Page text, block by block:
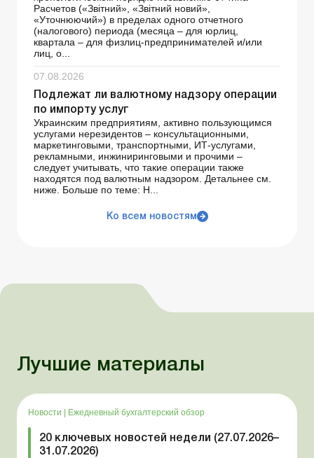
Расчетов («Звітний», «Звітний новий»,
«Уточнюючий») в пределах одного отчетного
(налогового) периода (месяца – для юрлиц,
квартала – для физлиц-предпринимателей и/или
лиц, о...
07.08.2026
Подлежат ли валютному надзору операции
по импорту услуг
Украинским предприятиям, активно пользующимся
услугами нерезидентов – консультационными,
маркетинговыми, транспортными, ИТ-услугами,
рекламными, инжиниринговыми и прочими –
следует учитывать, что такие операции также
находятся под валютным надзором. Детальнее см.
ниже. Больше по теме: Н...
Ко всем новостям
Лучшие материалы
Новости | Ежедневный бухгалтерский обзор
20 ключевых новостей недели (27.07.2026–
31.07.2026)